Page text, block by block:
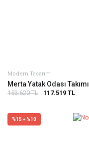
Modern Tasarım
Merta Yatak Odası Takımı
153.620 TL 117.519 TL
%15 + %10